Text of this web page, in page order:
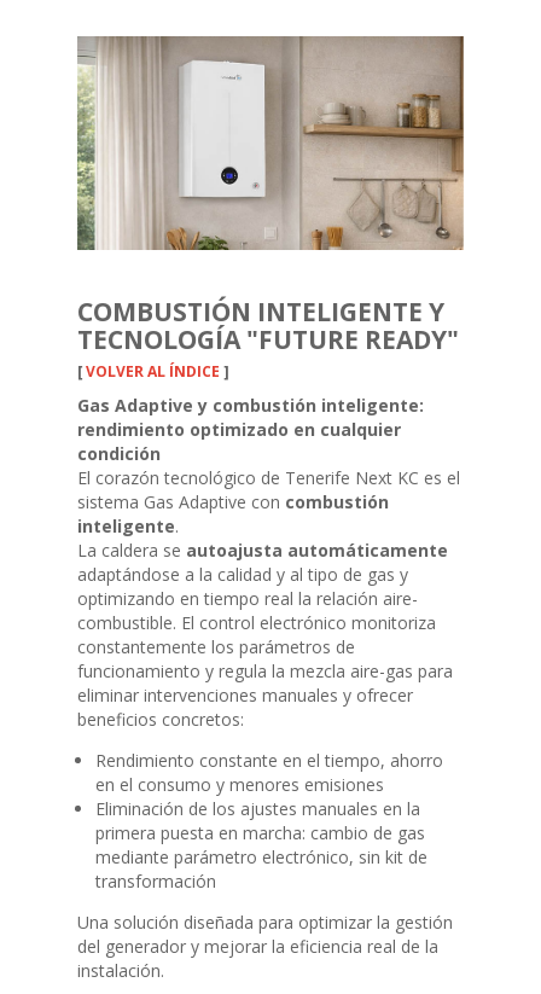
COMBUSTIÓN INTELIGENTE Y
TECNOLOGÍA "FUTURE READY"
[VOLVER AL ÍNDICE ]
Gas Adaptive y combustión inteligente:
rendimiento optimizado en cualquier
condición
El corazón tecnológico de Tenerife Next KC es el
sistema Gas Adaptive con combustión
inteligente.
La caldera se autoajusta automáticamente
adaptándose a la calidad y al tipo de gas y
optimizando en tiempo real la relación aire-
combustible. El control electrónico monitoriza
constantemente los parámetros de
funcionamiento y regula la mezcla aire-gas para
eliminar intervenciones manuales y ofrecer
beneficios concretos:
Rendimiento constante en el tiempo, ahorro
en el consumo y menores emisiones
Eliminación de los ajustes manuales en la
primera puesta en marcha: cambio de gas
mediante parámetro electrónico, sin kit de
transformación
Una solución diseñada para optimizar la gestión
del generador y mejorar la eficiencia real de la
instalación.